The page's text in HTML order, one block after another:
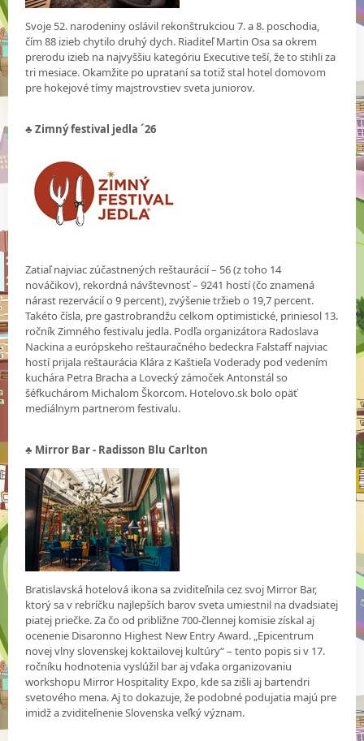
Svoje 52. narodeniny oslávil rekonštrukciou 7. a 8. poschodia,
čím 88 izieb chytilo druhý dych. Riaditeľ Martin Osa sa okrem
prerodu izieb na najvyššiu kategóriu Executive teší, že to stihli za
tri mesiace. Okamžite po uprataní sa totiž stal hotel domovom
pre hokejové tímy majstrovstiev sveta juniorov.
♣ Zimný festival jedla ´26
Zatiaľ najviac zúčastnených reštaurácií – 56 (z toho 14
nováčikov), rekordná návštevnosť – 9241 hostí (čo znamená
nárast rezervácií o 9 percent), zvýšenie tržieb o 19,7 percent.
Takéto čísla, pre gastrobrandžu celkom optimistické, priniesol 13.
ročník Zimného festivalu jedla. Podľa organizátora Radoslava
Nackina a európskeho reštauračného bedeckra Falstaff najviac
hostí prijala reštaurácia Klára z Kaštieľa Voderady pod vedením
kuchára Petra Bracha a Lovecký zámoček Antonstál so
šéfkuchárom Michalom Škorcom. Hotelovo.sk bolo opäť
mediálnym partnerom festivalu.
♣ Mirror Bar - Radisson Blu Carlton
Bratislavská hotelová ikona sa zviditeľnila cez svoj Mirror Bar,
ktorý sa v rebríčku najlepších barov sveta umiestnil na dvadsiatej
piatej priečke. Za čo od približne 700-člennej komisie získal aj
ocenenie Disaronno Highest New Entry Award. „Epicentrum
novej vlny slovenskej koktailovej kultúry“ – tento popis si v 17.
ročníku hodnotenia vyslúžil bar aj vďaka organizovaniu
workshopu Mirror Hospitality Expo, kde sa zišli aj bartendri
svetového mena. Aj to dokazuje, že podobné podujatia majú pre
imidž a zviditeľnenie Slovenska veľký význam.